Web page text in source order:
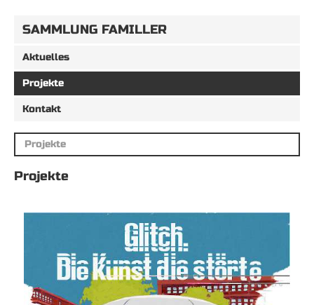
SAMMLUNG FAMILLER
Aktuelles
Projekte
Kontakt
Projekte
Projekte